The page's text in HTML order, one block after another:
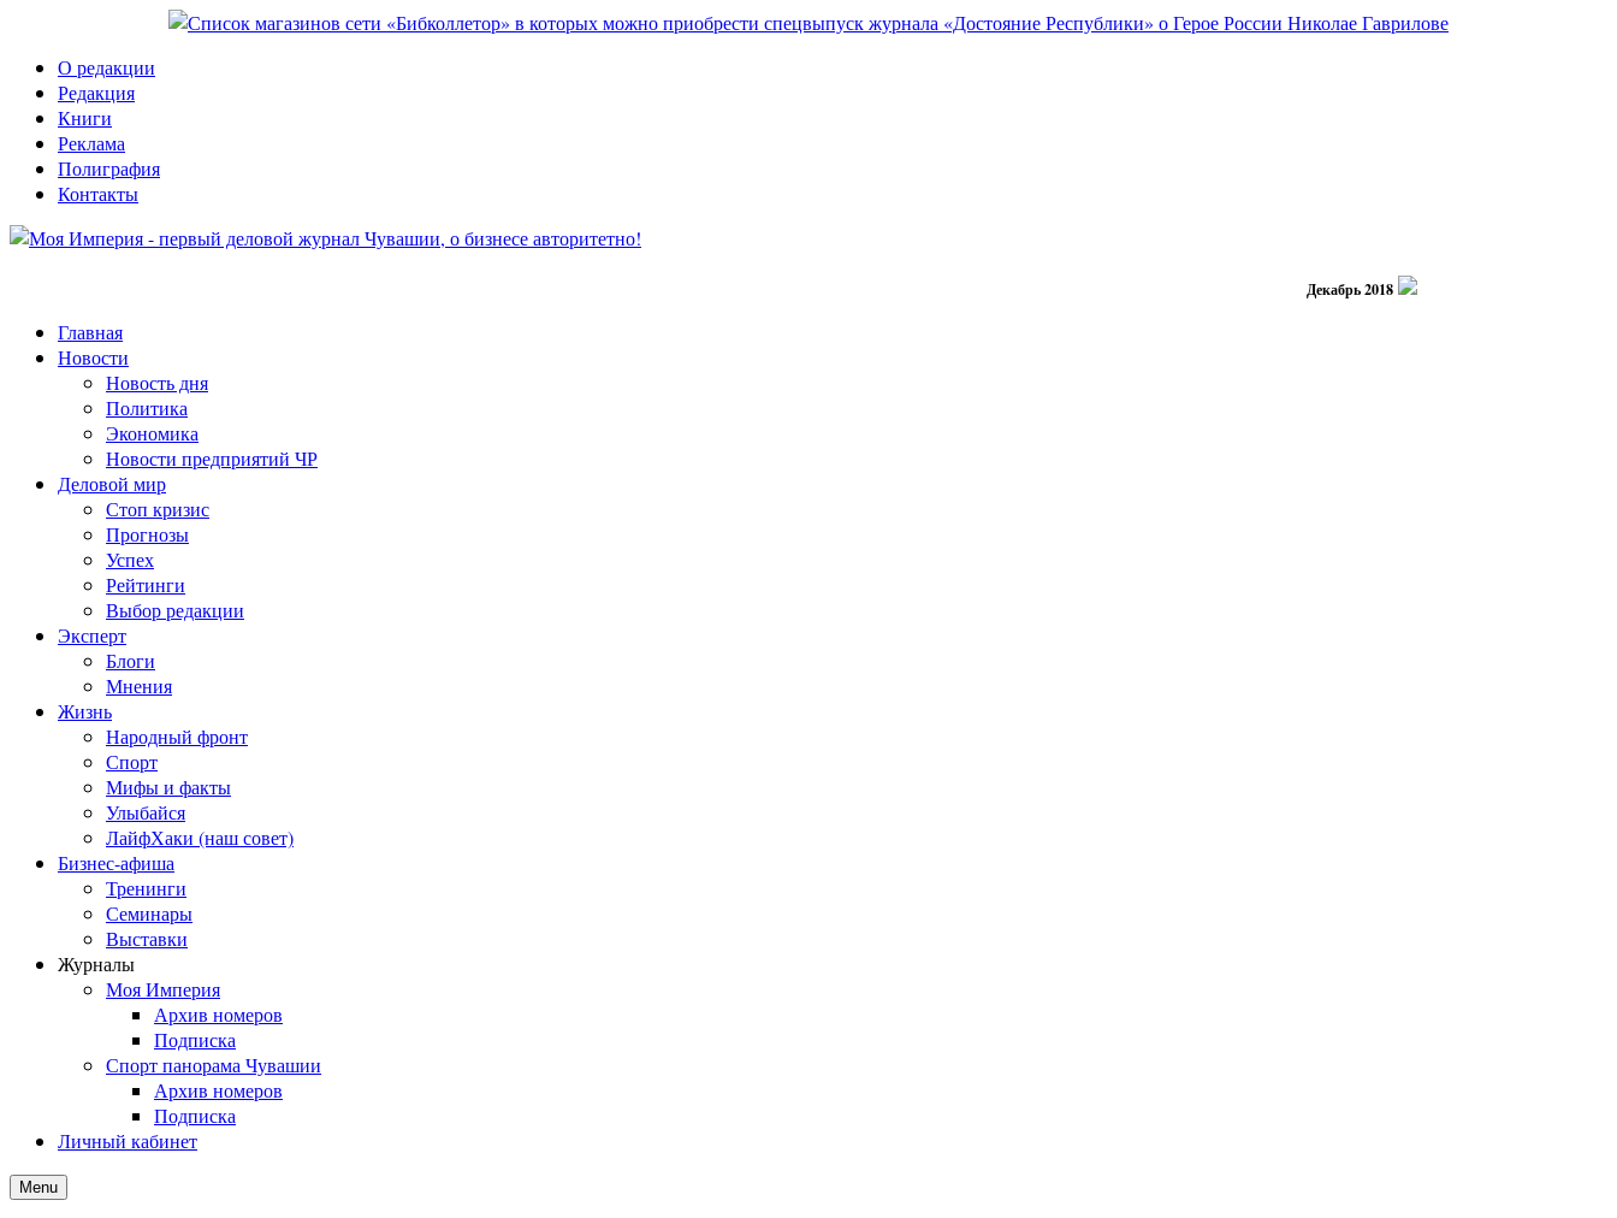
О редакции
Редакция
Книги
Реклама
Полиграфия
Контакты
Декабрь 2018
Главная
Новости
Новость дня
Политика
Экономика
Новости предприятий ЧР
Деловой мир
Стоп кризис
Прогнозы
Успех
Рейтинги
Выбор редакции
Эксперт
Блоги
Мнения
Жизнь
Народный фронт
Спорт
Мифы и факты
Улыбайся
ЛайфХаки (наш совет)
Бизнес-афиша
Тренинги
Семинары
Выставки
Журналы
Моя Империя
Архив номеров
Подписка
Спорт панорама Чувашии
Архив номеров
Подписка
Личный кабинет
Menu